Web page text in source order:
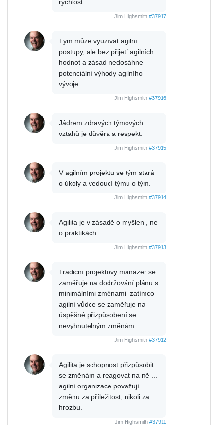
rychlost.
Jim Highsmith #37917
Tým může využívat agilní
postupy, ale bez přijetí agilních
hodnot a zásad nedosáhne
potenciální výhody agilního
vývoje.
Jim Highsmith #37916
Jádrem zdravých týmových
vztahů je důvěra a respekt.
Jim Highsmith #37915
V agilním projektu se tým stará
o úkoly a vedoucí týmu o tým.
Jim Highsmith #37914
Agilita je v zásadě o myšlení, ne
o praktikách.
Jim Highsmith #37913
Tradiční projektový manažer se
zaměřuje na dodržování plánu s
minimálními změnami, zatímco
agilní vůdce se zaměřuje na
úspěšné přizpůsobení se
nevyhnutelným změnám.
Jim Highsmith #37912
Agilita je schopnost přizpůsobit
se změnám a reagovat na ně ...
agilní organizace považují
změnu za příležitost, nikoli za
hrozbu.
Jim Highsmith #37911